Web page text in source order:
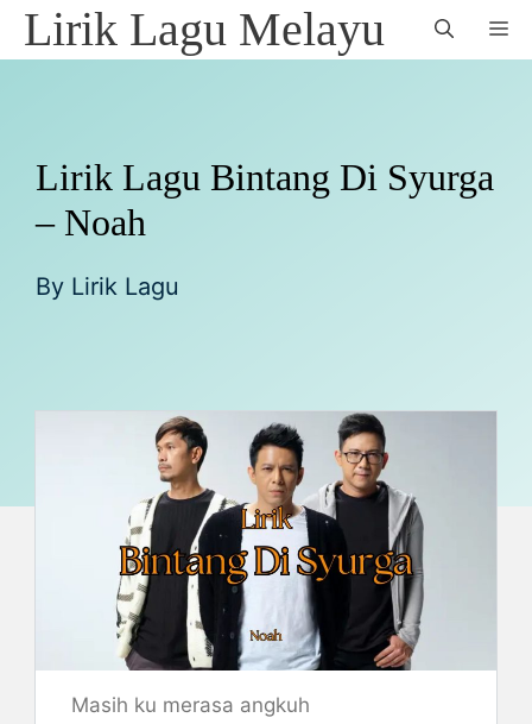
SkipLirik Lagu Melayu
Lirik Lagu Bintang Di Syurga
– Noah
By Lirik Lagu
Masih ku merasa angkuh